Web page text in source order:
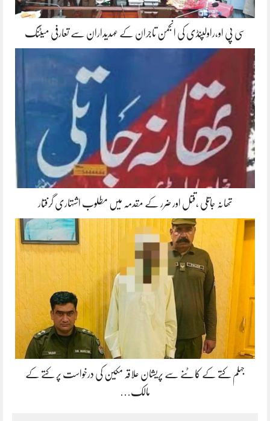
سی پی او،راولپنڈی کی انجمن تاجران کے عہدیداران سے تعارفی میٹنگ
تھانہ جاتلی ،قتل اور ضرر کے مقدمہ میں مطلوب اشتہاری گرفتار
جہلم کتے کے کاٹنے سے پریشان علاقہ مکین کی درخواست پر کتے کے
مالک…